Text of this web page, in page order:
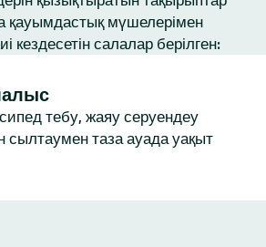
қауымдастық мүшелерімен
кездесетін салалар берілген:
тебу, жаяу серуендеу
сылтаумен таза ауада уақыт